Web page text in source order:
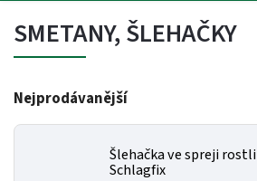
SMETANY, ŠLEHAČKY
Nejprodávanější
Šlehačka ve spreji
Schlagfix